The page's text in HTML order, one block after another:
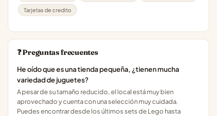
Tarjetas de credito
❓ Preguntas frecuentes
He oído que es una tienda pequeña, ¿tienen mucha
variedad de juguetes?
A pesar de su tamaño reducido, el local está muy bien
aprovechado y cuenta con una selección muy cuidada.
Puedes encontrar desde los últimos sets de Lego hasta